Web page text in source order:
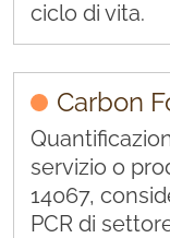
ciclo di vita.
Carbon
servizio o
14067,
PCR di